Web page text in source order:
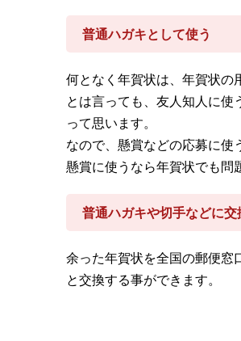
普通ハガキとして使う
何となく年賀状は、年賀状の
とは言っても、友人知人に
って思います。
なので、懸賞などの応募に使
懸賞に使うなら年賀状でも
普通ハガキや切手などに交
余った年賀状を全国の郵便窓
と交換する事ができます。